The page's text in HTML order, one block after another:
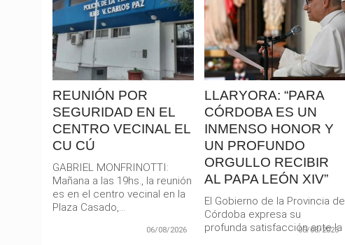
LEER
MAS
REUNIÓN POR
SEGURIDAD EN EL
CENTRO VECINAL EL
CU CÚ
GABRIEL MONFRINOTTI:
Mañana a las 19hs., la reunión
es en el centro vecinal en la
Plaza Casado,...
06/08/2026
LEER
MAS
LLARYORA: “PARA
CÓRDOBA ES UN
INMENSO HONOR Y
UN PROFUNDO
ORGULLO RECIBIR
AL PAPA LEÓN XIV”
El Gobierno de la Provincia de
Córdoba expresa su
profunda satisfacción ante la
05/08/2026